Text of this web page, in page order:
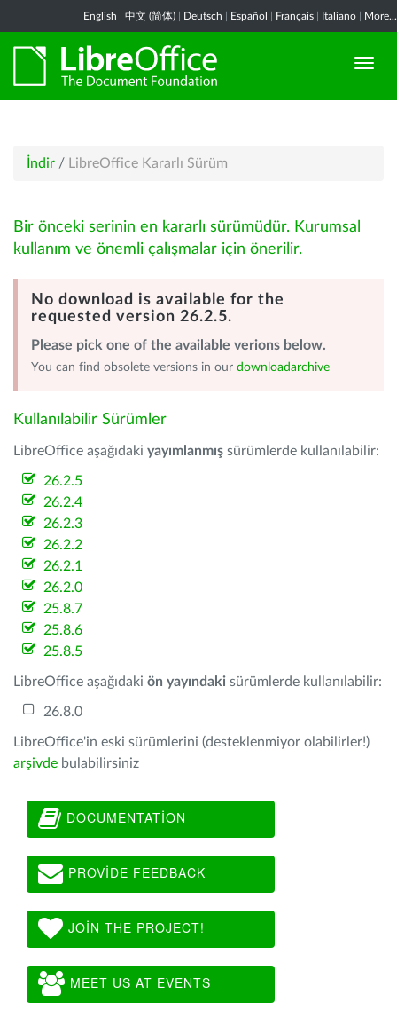
English 中文 (简体) Deutsch Español Français Italiano More...
İndir / LibreOffice Kararlı Sürüm
Bir önceki serinin en kararlı sürümüdür. Kurumsal
kullanım ve önemli çalışmalar için önerilir.
No download is available for the
requested version 26.2.5.
Please pick one of the available verions below.
You can find obsolete versions in our downloadarchive
Kullanılabilir Sürümler
LibreOffice aşağıdaki yayımlanmış sürümlerde kullanılabilir:
26.2.5
26.2.4
26.2.3
26.2.2
26.2.1
26.2.0
25.8.7
25.8.6
25.8.5
LibreOffice aşağıdaki ön yayındaki sürümlerde kullanılabilir:
26.8.0
LibreOffice'in eski sürümlerini (desteklenmiyor olabilirler!)
arşivde bulabilirsiniz
DOCUMENTATION
PROVIDE FEEDBACK
JOIN THE PROJECT!
MEET US AT EVENTS